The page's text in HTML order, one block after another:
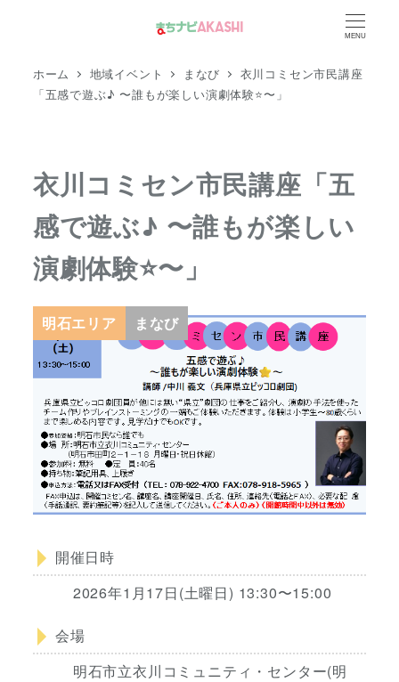
MENU
ホーム 地域イベント まなび
衣川コミセン市民講座
「五感で遊ぶ♪ 〜誰もが楽しい演劇体験⭐️〜」
衣川コミセン市民講座「五
感で遊ぶ♪ 〜誰もが楽しい
演劇体験⭐️〜」
明石エリア まなび
開催日時
2026年1月17日(土曜日) 13:30〜15:00
会場
明石市立衣川コミュニティ・センター(明